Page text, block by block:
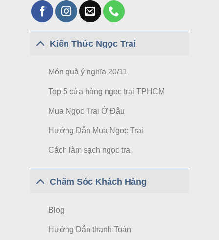
Kiến Thức Ngọc Trai
Món quà ý nghĩa 20/11
Top 5 cửa hàng ngọc trai TPHCM
Mua Ngọc Trai Ở Đâu
Hướng Dẫn Mua Ngọc Trai
Cách làm sạch ngọc trai
Chăm Sóc Khách Hàng
Blog
Hướng Dẫn thanh Toán